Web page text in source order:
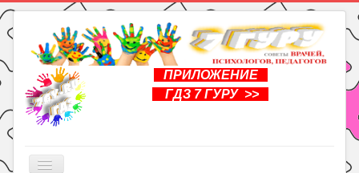
ПРИЛОЖЕНИЕ
ГДЗ 7 ГУРУ >>
Включить/